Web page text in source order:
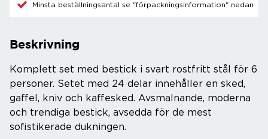
Minsta beställningsantal se "förpackningsinformation" nedan
Beskrivning
Komplett set med bestick i svart rostfritt stål för 6
personer. Setet med 24 delar innehåller en sked,
gaffel, kniv och kaffesked. Avsmalnande, moderna
och trendiga bestick, avsedda för de mest
sofistikerade dukningen.